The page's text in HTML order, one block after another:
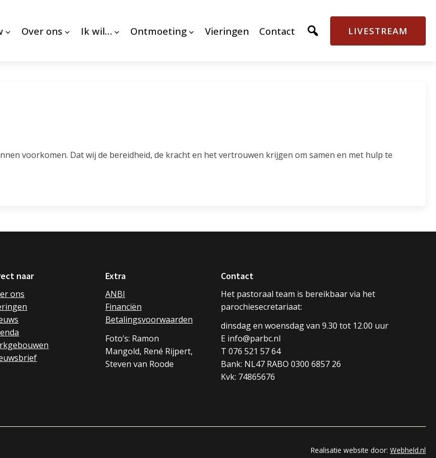
Over ons Ik wil… Ontmoeting Vieringen Contact LIVESTREAM
voorkomen. Dat wij de bereidheid, de kracht en het vertrouwen krijgen om samen en met hulp te
naar
ons
Extra
ANBI
Financiën
Betalingsvoorwaarden
Foto’s: Ramon
Mangold, René Rijpert,
Steven van Roode
Contact
Het pastoraal team is bereikbaar via het
parochiesecretariaat:
dinsdag en woensdag van 9.30 tot 12.00 uur
E info@parbc.nl
T 076 521 57 64
Bank: NL47 RABO 0300 6857 26
Kvk: 74865676
Realisatie website door: Webheld.nl